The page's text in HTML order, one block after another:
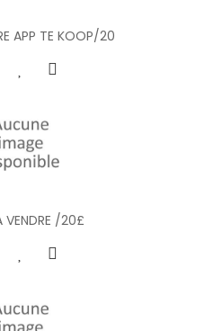
APP TE KOOP/20
VENDRE /20£